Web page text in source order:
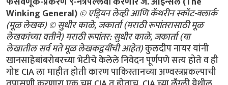
Winking General)© एड्रियन लेव्ही आणि कॅथरीन स्कॉट-क्लार्क
(मूळ लेखक) © सुधीर काळे, जकार्ता (मराठी रूपांतरासाठी मूळ
लेखकांच्या वतीने) मराठी रूपांतर: सुधीर काळे, जकार्ता (या
लेखातील सर्व मते मूळ लेखकद्वयींची आहेत)कुलदीप नायर यांनी खानसाहेबांबरोबरच्या भेटीचे केलेले निवेदन पूर्णपणे सत्य होते व ही गोष्ट CIA ला माहीत होती कारण पाकिस्तानच्या अण्वस्त्रप्रकल्पाची तपासणी करणारा एक चमू CIA त होताच. CIA च्या लॅंग्ली येथील मुख्य कार्यालयात "शास्त्र व आयुध संशोधन कार्यालया"चे [Office of Scientific and Weapons Research (OSWR)] प्रमुख गॉर्डन ओलर हे एक विद्युत अभियंता होते व ते ज्ञानी व तत्वनिष्ठ गृहस्थ होते. यानंतर थोड्याच कालावधीत त्यांची शास्त्र, तंत्रज्ञान व अण्वस्त्रप्रसाराबद्दलच्या राष्ट्रीय गोपनीय अधिकारीपदावर पदोन्नती झाली व ते अमेरिकेच्या अण्वस्त्रप्रसाराविरोधी गुप्तचरयंत्रणेतील एक महत्वाचे अधिकारी बनले. जरी रेगन यांचा कल अशा देखरेखीविरुद्ध असला तरी ओलर यांच्या नेतृत्वाखाली OSWR(१)ने पाकिस्तानच्या असल्या हालचालींवर खास नजर ठेवली होती. या विषयावर जमा केली जाणारी माहिती प्रचंड होती व त्याची ओलरना चांगली जाणीव होती व म्हणून त्यांनी १९८५ साली केवळ पाकिस्तानच्या अण्वस्त्रप्रकल्पाच्या हालचालींचा अभ्यास करण्यासाठी रिचर्ड बार्लो नावाचा एक नवा अन्वेषण अधिकारी नेमला व त्याला संशोधनाचे पूर्ण स्वातंत्र्य दिले. त्यासाठी प्रत्येक माध्यमांतून जमविलेल्या माहितीपर्यंत पोचण्यासाठी लागणारा परवलीचा शब्दही ओलर यांनी बार्लोंना दिला होता(२). बार्लोंनी कायम उत्तम प्रतीचे संशोधन सुरू ठेवले होते. त्यांनी जमा केलेल्या पकिस्तानबद्दलच्या माहितीचा नेहमीच दैनिक गोपनीय पत्रकात व राष्ट्राध्यक्षांच्या रोजच्या सारांशरूपी अहवालात समावेश असायचा. हे पत्रक म्हणजे आदल्या दिवशीच्या प्रमुख गोपनीय माहितीचा गोषवारा असायचा व तो राष्ट्राध्यक्ष, उपराष्ट्राध्यक्ष, परराष्ट्रमंत्री, संरक्षणमंत्री व त्यांचे मोजके ज्येष्ठ मदतनीस यांनाच वाचायला मिळायचा. यामुळे रेगनसारख्या व इतर ज्येष्ठ नेत्यांना पाकिस्तानात काय चाललेय् याची संपूर्ण कल्पना असायची. १९८७ सालच्या उन्हाळ्यात जसजसा बार्लोंनी जमा केलेल्या माहितीपत्रकांचा ढीग त्यांच्या टेबलावर वाढू लागला तसतशी अमेरिकेला पाकिस्तानच्या अण्वस्त्रप्रकल्पाबद्दल अतुलनीय व अचूक माहिती मिळत गेली व त्यामुळे रेगन सरकारला दुःखद जाणीव होऊ लागली कीं त्यांचे पाकिस्तानबद्दलचे धोरण सत्यपरिस्थितीच्या दबावाखाली कोसळण्याच्या बेतात आले आहे. रेगननी प्रतिनिधीगृहाशी सोविएतविरुद्धच्या युद्धात यश मिळविण्याचा बहाणा वापरून, गृहाला सतावून व गृहाशी 'दादागिरी' करून नायर यांच्या गौप्यस्फोटाने निर्माण केलेल्या अडचणीवर जेमतेम ताबा मिळविला होता तेवढ्यात एक नव्या आणिबाणीची भर पडली! एका पाकिस्तानी वंशाच्या कॅनेडियन नागरिकाला २५ टन मारेजिंग प्रतीचे पोलाद विकत घेताना फिलाडेल्फियात अटक झाली! त्याला कल्पनाच नव्हती कीं तो ज्यांच्याबरोबर या सौद्याबद्दल वाटाघाटी करत होता ती सर्व लोक FBIचे व अमेरिकेच्या Customs खात्याचे छुपे अधिकारी होते. जुलै १९८७ साली झालेल्या या अटकेचे गांभिर्य प्रतिनिधीगृह व परराष्ट्रमंत्रालयाच्या अधिकार्‍यांपलीकडे फारसे कुणाला लगेच कळलेच नव्हते! परराष्ट्रमंत्रालयाचे ज्येष्ठ अधिकारी अब्राहम सोफाएर यांना ते कळले व त्यांनी ताकीद दिली कीं या ग्राहकाचे पाकिस्तानशी असलेले दुवे जर प्रस्थापित झाले तर सोलार्त्झ घटनादुरुस्ती लागू होऊन अमेरिकेची पाकिस्तानला दिली जाणारी मदत बंद करावी लागेल. 'व्हाईट हाऊस'ला या सौद्याची नोव्हेंबर १९८६पासून माहिती होती. कार्पेंटर स्टील या कंपनीकडून हे खास शक्तिशाली पोलाद विकत घेताना 'अर्शद परवेझ' गुप्तचरयंत्रणेच्या दृष्टिपथात आले होते. कार्पेंटर कंपनीच्या आंतरराष्ट्रीय विक्रीखात्याचे व्यवस्थापक आल्बर्ट टॉम्ली यांना या संशयास्पद ग्राहकाबद्दल शंका आल्याने त्यांनी ताबडतोब अशा तर्‍हेच्या निर्यातीवर नियंत्रण करणार्‍या उर्जाशक्तीखात्याला (Department of Energy) कळविले. लगेच FBI व अमेरिकेच्या Customs खात्याच्या अधिकार्‍यांनी कार्पेंटर कंपनीच्या विक्रीखात्याच्या अधिकार्‍यांची जागा घेतली व त्यांनी परवेझ यांच्याबरोबर जवळीक करण्याचे नाटक केले. परिणामतः परवेझ त्यांच्याबरोबर बोलताना वहावत गेले व आपल्या पाकिस्तानातील लाहोर येथील एका कॉर्पोरेशनमध्ये काम करणार्‍या श्री. इनाम या गिर्‍हाइकाबद्दल बरळले! परवेझनी बर्‍याच लोकांना लांच देऊ केली होती व आगाऊ रक्कमही दिली होती. या प्रतिबंधित मालाबद्दलची आपली निवेदने परवेझ सारखी बदलत होते. कधी हे पोलाद टर्बाइन्ससाठी, कधी काँप्रेसर्ससाठी, कधी रॊकेट इंजिन्ससाठी, कधी कराची विश्वविद्यालयाच्या अभियांत्रिकी प्रकल्पासाठी तर कधी ते वितळवून त्याचे इंगट बनविण्यासाथी अशा नाना कथा त्यांनी सांगितल्या, पण शेवटी चुकून ते कहूताप्रकल्पासाठी हवे आहे हेही सांगून मोकळे झाले व हे संभाषण ध्वनिमुद्रित केले गेले होते. ही माहिती बार्लोंनी जमविलेल्या माहितीशी जुळत होती. त्यांच्या मते असले पोलाद सेंट्रीफ्यूजेससारख्या प्रचंड वेगाने फिरणार्‍या यंत्रातच वापरले जायचे. परवेझना २०लाख डॉलर्स किमतीचे या प्रतीचे आणखी पोलाद व बेरिलियम धातूही विकत घ्यायचे होते. (बेरिलियम अणूबाँबची विनाशशक्ती कमी न करता त्याचा आकार कमी करण्यासाठी एक परावर्तक म्हणून वापरले जाते.) यावरून पाकिस्तान छोट्या आकाराचे विमानातून टाकण्यायोग्य आकारचे अणूबाँब बनवत आहे असा बार्लोंना संशय आला. परवेझ यांना शिक्षा होण्याच्या आधीच प्रतिहल्ला करण्याच्या उद्देशाने रेगन यांनी नेहमीप्रमाणे आक्रमक पवित्र्यात प्रतिनिधीगृहाला पाकिस्तानची मदत बंद करण्याच्या निर्णयाच्या दुष्परिणामांचा व गुंतागुंतीचा विचार करायला बजावले! १९८७च्या उन्हाळ्यात मुजाहिदीन सेनेने युद्धाची दिशा उलटविली होती व ते सोविएत सेनेविरुद्ध विजय मिळवू लागले होते. या वेळी मदत बंद केल्यास मुजाहिदीन अडचणीत येतील व सोविएत सैन्य अफगाणिस्तानातून परतायचा विचार बदलेल अशीही शक्यता होती. सरकारने असाही पवित्रा घेतला कीं परवेझ यांच्याबाबतीत पाकिस्तानचा उद्देश काय होता किंवा परवेझ पाकिस्तान सरकारसाठी काम करत होता हे कुठेच सिद्ध झालेले नाहीं. जेंव्हां फिलाडेल्फियाच्या सरकारी वकीलांनी "केंद्रीय अन्वेषकांनी परवेझना कुणी काम दिले होते ते अद्याप शोधून काढले नाहींय्" हे मान्य केल्यावर सरकारचा जीव भांड्यात पडला. मायकेल आर्माकॉस्ट या राजनैतिक विभागातील कनिष्ठ परराष्ट्रमंत्र्यांनी सिनेटच्या परराष्ट्रधोरणविषयक समितीपुढे दिलेल्या गुप्त साक्षीत "झियांची राजवट व परवेझ यांच्यात कांहीही संबंध नाहीं" असे ठासून सांगितले. त्याला फिलाडेल्फियाच्या कस्टम्स खात्याच्या अधिकार्‍यांनीही दुजोरा दिला(३). पण सिनेटकडून सरकारवर दबाव वाढतच होता. अण्वस्त्रे मिळवू पहाणार्‍या राष्ट्राची अमेरिकन मदत ताबडतोब बंद करण्याची घटनादुरुस्ती आणणार्‍या सोलार्त्झनी रेगनना "पाकिस्तानच्या कृती अमेरिकेला कोंडीत आणत आहेत. जर कायदा मंत्रालयाकडे लेखी आरोपपत्र दाखल करण्याइतका पुरावा असेल तर रेगन यांच्याकडे कायद्यानुसार पाकिस्तानची मदत बंद करण्यासाठी पुरेसे समर्थन आहे" अशी ताकीदही दिली. सिनेटर जॉन ग्लेन यांचेही याबाबत एकमत होते. ते म्हणाले कीं अफगाणिस्तानातील अमेरिकेचे हितसंबंध तात्पुरते आहेत, पण अण्वस्त्रप्रसार होऊ न देण्यात अमेरिकेचे दीर्घकालीन हितसंबंध आहेत." सिनेटच्या परराष्ट्रधोरणविषयक समितीचे अध्यक्ष क्लेअरबोर्न पेल यांनी सरळ सांगितले कीं पाकिस्तानने अमेरिकन कायद्याचा अवमान (contempt of court) केलेला असून चारशे कोटी रुपयांची पाकिस्तानला द्यायची मदत ताबडतोब रद्द करावी! पण 'व्हाईट हाऊस'ने आपले धोरण कायम ठेवले व पाकिस्तानकडे मोहरा वळविला. अमेरिकेचा ठाम निर्णय पाकिस्तानला सांगण्यासाठी आर्माकॉस्ट इस्लामाबादला गेले व त्या दौर्‍याबद्दलचा उद्देश जाहीर केला गेला कीं ते झियांच्या मनावर 'खासगी' ग्राहकांवर कडक कारवाई करण्याबद्दल दबाव आणण्यासाठी जात आहेत. या विधानातला 'खासगी' हा शब्द फारच महत्वाचा होता. खरे तर ती आर्माकॉस्ट व परराष्ट्रमंत्रालयातील एक वकील अब्रहॅम सोफाएर यांनी चातुर्याने समाविष्ट केलेली एक पळवाट होती. म्हणजे परवेझना काम दिलेले खासगी लोक होते व त्यांचा पाकिस्तान सरकारशी कांहींही संबंध नव्हता हे दाखवून सोलार्त्झ घटनादुरुस्तीची पाकिस्तानच्या मदतीत येणारी आडकाठी दूर करण्याचा तो प्रयत्न होता. पाकिस्ताननेही या 'नाटका'त भाग घेतला. परवेझच्या नावाचे अटक वॉरंट काढण्यात आले. एक वार्तापत्रही (press briefing) काढण्यात आले. या वार्तापत्रात परवेझशी निगडित "निर्यात कारस्थाना"त झियांचा कांहींही हात नव्हता असेही अमेरिकेला सुचविण्यात आले. थक्क झालेल्या सोलार्त्झ यांनी या बाबतीतील मूळ गोपनीय कागदपत्रे पहाण्याची मागणी केली. असा त्यांना हक्कही होता. पण रेगन यांच्या राजकीय मतांशी अमूलाग्र एकरूप झालेल्या परराष्ट्रमंत्रालयाकडून व संरक्षणमंत्रालयाकडून मिळणार्‍या माहितीचा दर्जा विश्वासार्ह असण्याची कांहीच खात्री नव्हती! सोलार्त्झ व त्यांच्या इतर सिनेटर सहकार्‍याना माहिती देण्यासाठी CIA च्या तात्पुरत्या निर्देशकांनी ज. डेव्हिड आईन्सेल यांची निवड केली व ती अर्थपूर्ण होती. कारण आईन्सेल यांची कारकीर्द कोरिया व विएतनाम युद्धांत व नंतर अण्वस्त्रांच्या वापरावर भर देण्यात गेली होती. CIAचे निर्देशक बिल केसी यांनी त्यांना १९८५ साली गुप्तहेरखात्यात आणले होते व तेंव्हापासून ते राष्ट्रीय गुप्तचरयंत्रणेत 'अधिकारी' म्हणून अण्वस्त्रप्रसारविरोधी कामावर देखरेख करत कीं ज्यात रेगन सरकारला मुळीच रस नव्हता. १९८०पासून ते कॅस्पर वाईनबर्गर या संरक्षणमंत्र्यांच्या हाताखाली अण्वस्त्रांच्या व रासायनिक अस्त्रांच्या सुधारणा, वापर व नियोजन यासंबंधीचे काम पहात. नंतर रेगननी त्यांना त्यांच्या आवडत्या "स्टार वॉर्स" कार्यक्रमाचे कार्यकारी संचालक म्हणूनही निवडले होते व ते उदारमतवादी मंडळीना तोंड द्यायला समर्थ होते! OSWR या संघटनेचे प्रमुख गॉर्डन ओलर व हेरखात्याचे उपसंचालक रिचर्ड केर यांना ही निवड अजीबात पसंत नव्हती. आईन्सेल यांचा सहभाग म्हणजे ही चर्चा दोन बलाढ्य पक्षांत होणार होती व त्यामुळे ओलर व त्यांचे सहाय्यक चार्ल्स बर्क चिंतेत पडले. बार्लोंना ते म्हणाले कीं त्यांना आईन्सेल प्रतिनिधींसमोर काय ठेवणार याबद्दल फारच काळजी वाटत होती. CIAचा पाकिस्तानाबद्दलचा तज्ञ म्हणून त्यांनी व बॉब गेट्स (त्यावेळचे CIAचे उपसंचालक व आजचे संरक्षणमंत्री) बार्लोंची निवड केली होती. परवेझच्या केसबद्दल सर्व माहिती जवळ ठेवून व मागच्या बाकावर बसून आईन्सेलना लागेल ती माहिती पुरविण्यास बार्लोंना सांगण्यात आले होते. बार्लो म्हणाले कीं आईन्सेलच मुजाहिदीनबद्दलच्या कामावर देखरेख करणारे प्रमुख गुप्तहेर अधिकारी असल्याने एक अडचणच निर्माण झाली होती. एका बाजूला CIAच्या पैशाने अप्रत्यक्षरीत्या लढले जाणारे अफगाणिस्तानचे युद्ध व दुसर्‍या बाजूला अनेक गुप्तहेरसंघटनांनी पाकिस्तानच्या अण्वस्त्रप्रकल्पाबद्दलची जमा केलेली माहिती यांच्यामधील संघर्ष टाळण्यासाठी त्यांना निवडाण्यात आले होते. आईन्सेल 'winking general' या टोपणनावाने ओळखले जात(४) व ते सर्व चर्चा लढविणार होते. बार्लोंनी या चर्चेसाठी कसून तयारी केली व स्वतःसाठी संरक्षणकवचही बनविले. ते चार्ल्स बर्क यांच्याबरोबर परराष्ट्रमंत्रालयात गेले व तिथले प्रमुख स्टीव्ह आओकी यांच्याशी चर्चा करून एकेक मुद्द्यावर त्यांचे मत विचारून घेतले. बार्लो काय-काय सांगू शकतात याची एक यादीही त्यांना देण्यात आली. प्रतिनिधीगृहातील एक परवलीचा शब्द असलेली खोली या चर्चेसाठी मक्की करण्यात आली. सोलार्त्झ त्यांच्या मदतनिसांबरोबर हजर होते. एका मोठ्या टेबलामागे आईन्सेल व बार्लो बसले. त्यांच्या बाजूला एक 'Babysitter' बाई बसली होती व CIA 'काँग्रेस'ऐवजी 'व्हाईट हाऊस'शी एकनिष्ठ राहील याची खात्री करण्यासाठी तिला तेथे बसवले होते! CIA च्या अण्वस्त्रप्रसारविरोधी विभागाचा जॉन सेरॅबियन नावाचा आणखी एक अधिकारीही तिथे होता. दुसर्‍या बाजूला बारा सिनेटर्स व प्रतिनिधी बसले होते. मागच्या बाजूला 'व्हाईट हाऊस'तर्फे चर्चेचे निरीक्षण करायला आलेले मध्यपूर्व व दक्षिण अशिया विभाग